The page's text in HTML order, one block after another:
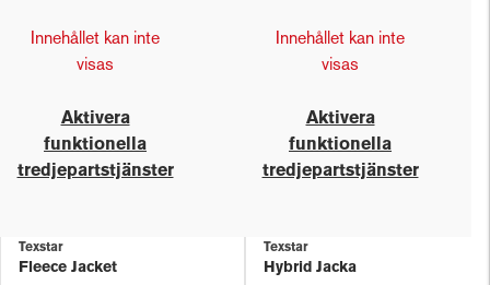
Innehållet kan inte
visas
Aktivera
funktionella
tredjepartstjänster
Texstar
Fleece Jacket
Innehållet kan inte
visas
Aktivera
funktionella
tredjepartstjänster
Texstar
Hybrid Jacka